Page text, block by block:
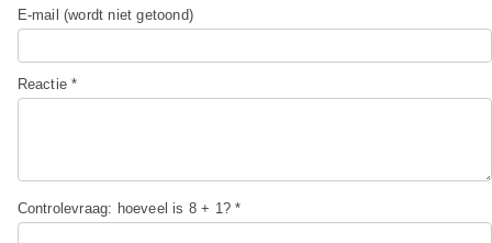
E-mail (wordt niet getoond)
Reactie *
Controlevraag: hoeveel is 8 + 1? *